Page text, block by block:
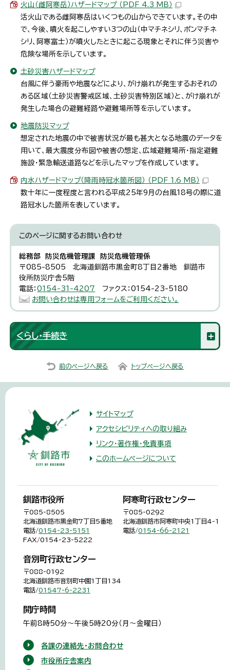
火山（雌阿寒岳）ハザードマップ （PDF 4.3 MB）
活火山である雌阿寒岳はいくつもの山からできています。その中
で、今後、噴火を起こしやすい3つの山（中マチネシリ、ポンマチネ
シリ、阿寒富士）が噴火したときに起こる現象とそれに伴う災害や
危険な場所を示しています。
土砂災害ハザードマップ
台風に伴う豪雨や地震などにより、がけ崩れが発生するおそれの
ある区域（土砂災害警戒区域、土砂災害特別区域）と、がけ崩れが
発生した場合の避難経路や避難場所等を示しています。
地震防災マップ
想定された地震の中で被害状況が最も甚大となる地震のデータを
用いて、最大震度分布図や被害の想定、広域避難場所・指定避難
施設・緊急輸送道路などを示したマップを作成しています。
内水ハザードマップ（降雨時冠水箇所図） （PDF 1.6 MB）
数十年に一度程度と言われる平成25年9月の台風18号の際に道
路冠水した箇所を表しています。
このページに関するお問い合わせ
総務部 防災危機管理課 防災危機管理係
〒085-8505 北海道釧路市黒金町8丁目2番地 釧路市
役所防災庁舎5階
電話：0154-31-4207
ファクス：0154-23-5180
お問い合わせは専用フォームをご利用ください。
くらし・手続き
前のページへ戻る トップページへ戻る
サイトマップ
アクセシビリティへの取り組み
リンク・著作権・免責事項
このホームページについて
釧路市役所
〒085-8505
北海道釧路市黒金町7丁目5番地
電話/0154-23-5151
FAX/0154-23-5222
阿寒町行政センター
〒085-0292
北海道釧路市阿寒町中央1丁目4-1
電話/0154-66-2121
音別町行政センター
〒088-0192
北海道釧路市音別町中園1丁目134
電話/01547-6-2231
開庁時間
午前8時50分～午後5時20分（月～金曜日）
各課の連絡先・お問合わせ
市役所庁舎案内